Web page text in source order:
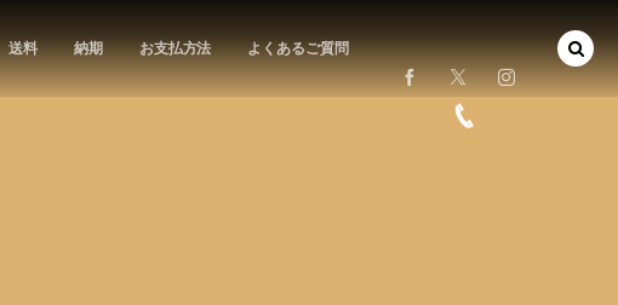
送料 納期 お支払方法 よくあるご質問